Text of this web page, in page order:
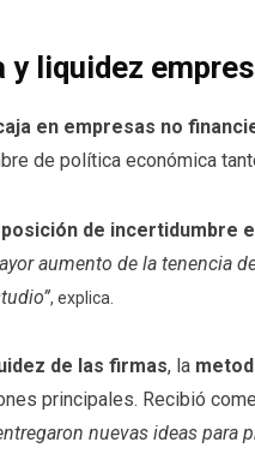
liquidez
en empresas no
de política económica
de incertidumbre
aumento de la tenencia
, explica.
de las firmas, la
principales. Recibió
nuevas ideas para